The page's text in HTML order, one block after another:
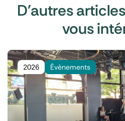
D'autres
vous
2026 Évènements